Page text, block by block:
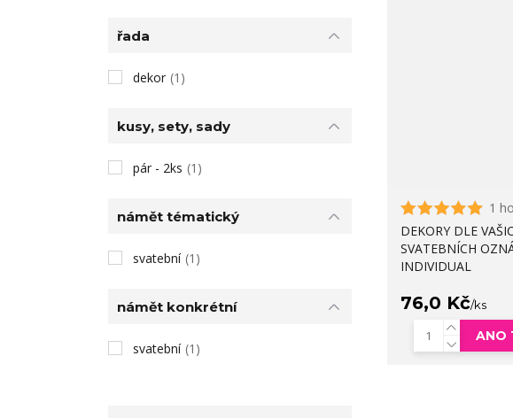
1
DEKORY DLE
SVATEBNÍCH
INDIVIDUAL
76,0 Kč/ks
ANO
řada
dekor (1)
kusy, sety, sady
pár - 2ks (1)
námět tématický
svatební (1)
námět konkrétní
svatební (1)